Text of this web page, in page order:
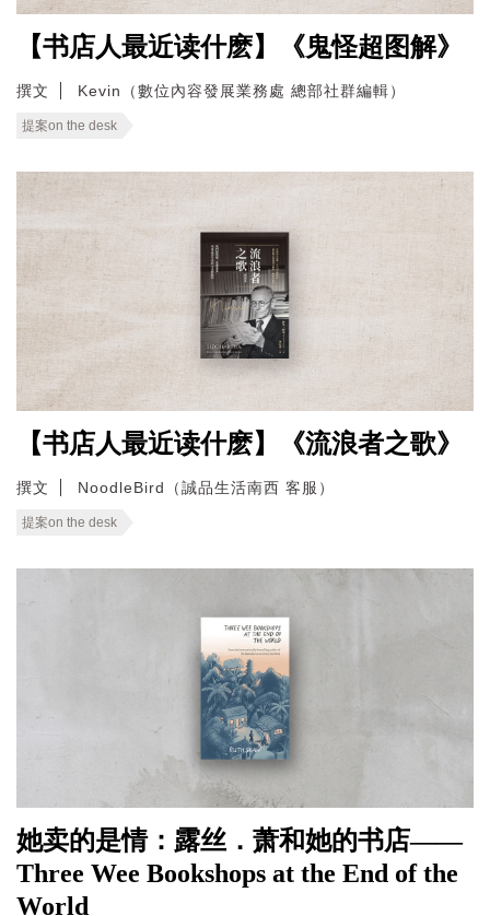
【书店人最近读什麽】《鬼怪超图解》
撰文 Kevin（數位內容發展業務處 總部社群編輯）
提案on the desk
【书店人最近读什麽】《流浪者之歌》
撰文 NoodleBird（誠品生活南西 客服）
提案on the desk
她卖的是情：露丝．萧和她的书店——
Three Wee Bookshops at the End of the
World